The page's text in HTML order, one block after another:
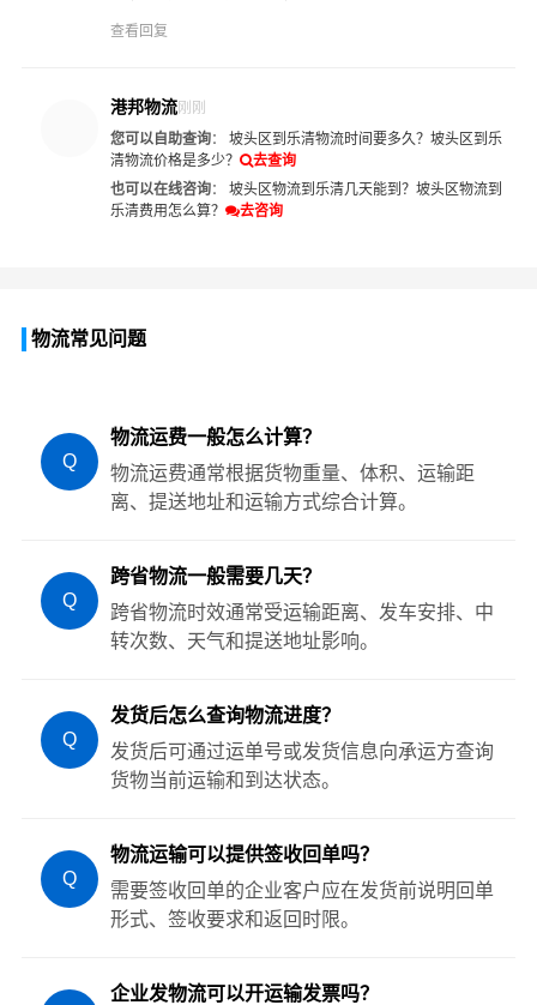
查看回复
港邦物流刚刚
您可以自助查询： 坡头区到乐清物流时间要多久？ 坡头区到乐
清物流价格是多少？
去查询
也可以在线咨询： 坡头区物流到乐清几天能到？ 坡头区物流到
乐清费用怎么算？
去咨询
物流常见问题
Q
物流运费一般怎么计算？
物流运费通常根据货物重量、体积、运输距
离、提送地址和运输方式综合计算。
Q
跨省物流一般需要几天？
跨省物流时效通常受运输距离、发车安排、中
转次数、天气和提送地址影响。
Q
发货后怎么查询物流进度？
发货后可通过运单号或发货信息向承运方查询
货物当前运输和到达状态。
Q
物流运输可以提供签收回单吗？
需要签收回单的企业客户应在发货前说明回单
形式、签收要求和返回时限。
企业发物流可以开运输发票吗？